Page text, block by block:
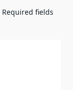
Required fields